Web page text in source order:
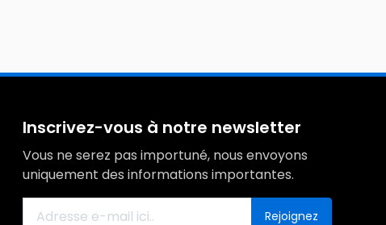
Inscrivez-vous à notre newsletter
Vous ne serez pas importuné, nous envoyons
uniquement des informations importantes.
Rejoignez